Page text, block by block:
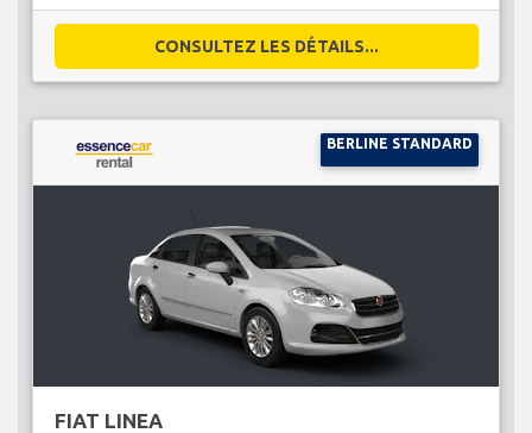
CONSULTEZ LES DÉTAILS...
BERLINE STANDARD
FIAT LINEA